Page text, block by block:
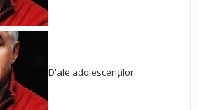
D'ale adolescenților